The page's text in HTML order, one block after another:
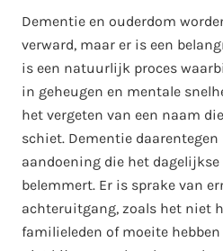
Dementie en ouderdom
verward, maar er is een
is een natuurlijk proces
in geheugen en mentale
het vergeten van een naam
schiet. Dementie daarentegen
aandoening die het
belemmert. Er is sprake van
achteruitgang, zoals het niet
familieleden of moeite